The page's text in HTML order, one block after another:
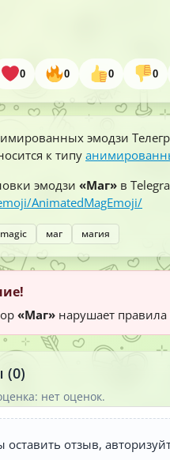
0 0 0 0
эмодзи
к типу
эмодзи «Маг» в
AnimatedMagEmoji/
magic маг магия
«Маг» нарушает
(0)
нет оценок.
оставить отзыв,